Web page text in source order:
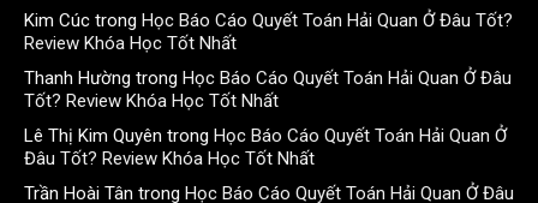
Kim Cúc trong Học Báo Cáo Quyết Toán Hải Quan Ở Đâu Tốt?
Review Khóa Học Tốt Nhất
Thanh Hường trong Học Báo Cáo Quyết Toán Hải Quan Ở Đâu
Tốt? Review Khóa Học Tốt Nhất
Lê Thị Kim Quyên trong Học Báo Cáo Quyết Toán Hải Quan Ở
Đâu Tốt? Review Khóa Học Tốt Nhất
Trần Hoài Tân trong Học Báo Cáo Quyết Toán Hải Quan Ở Đâu